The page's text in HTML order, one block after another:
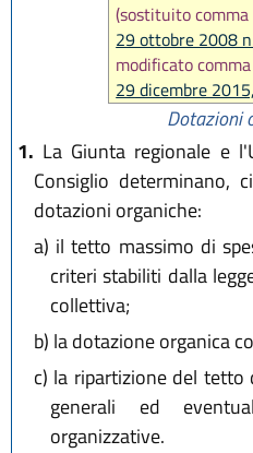
(sostituito comma
29 ottobre 2008
modificato
29 dicembre
Dotazioni
1. La Giunta regionale e
Consiglio determinano,
dotazioni organiche:
a) il tetto massimo di
criteri stabiliti dalla
collettiva;
b) la dotazione organica
c) la ripartizione del tetto
generali ed
organizzative.